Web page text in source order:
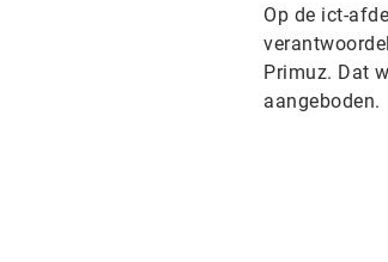
Op de ict-
Primuz. Dat
aangeboden.